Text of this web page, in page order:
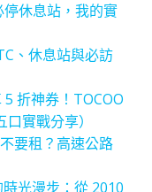
休息站，我的實
、休息站與必訪
折神券！TOCOO
實戰分享）
要租？高速公路
時光漫步：從 2010